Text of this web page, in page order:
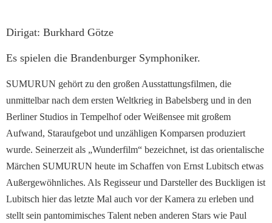
Dirigat: Burkhard Götze
Es spielen die Brandenburger Symphoniker.
SUMURUN gehört zu den großen Ausstattungsfilmen, die
unmittelbar nach dem ersten Weltkrieg in Babelsberg und in den
Berliner Studios in Tempelhof oder Weißensee mit großem
Aufwand, Staraufgebot und unzähligen Komparsen produziert
wurde. Seinerzeit als „Wunderfilm“ bezeichnet, ist das orientalische
Märchen SUMURUN heute im Schaffen von Ernst Lubitsch etwas
Außergewöhnliches. Als Regisseur und Darsteller des Buckligen ist
Lubitsch hier das letzte Mal auch vor der Kamera zu erleben und
stellt sein pantomimisches Talent neben anderen Stars wie Paul